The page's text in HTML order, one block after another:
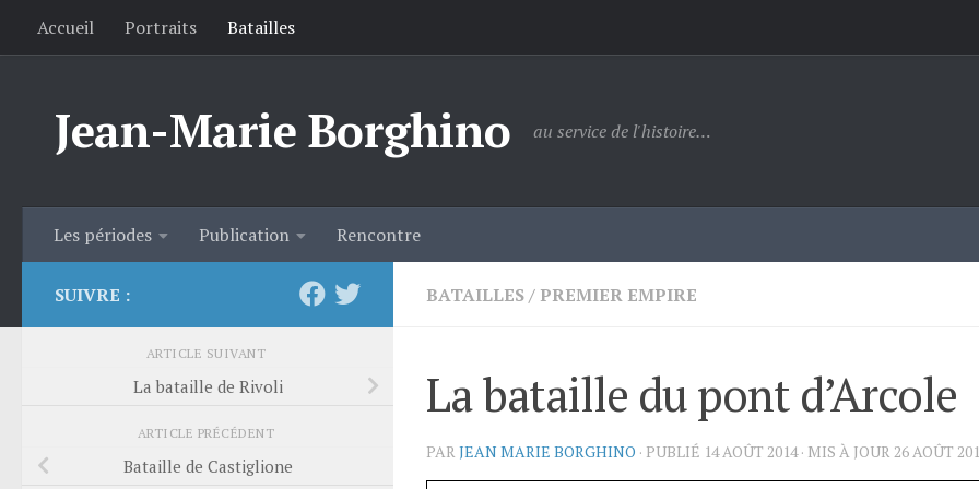
Skip to content
Accueil Portraits Batailles
Jean-Marie Borghino au service de l'histoire…
Les périodes Publication Rencontre
BATAILLES/ PREMIER EMPIRE
La bataille du pont d’Arcole
PAR JEAN MARIE BORGHINO · PUBLIÉ 14 AOÛT 2014· MIS À JOUR 26 AOÛT
SUIVRE :
ARTICLE SUIVANT
La bataille de Rivoli
ARTICLE PRÉCÉDENT
Bataille de Castiglione